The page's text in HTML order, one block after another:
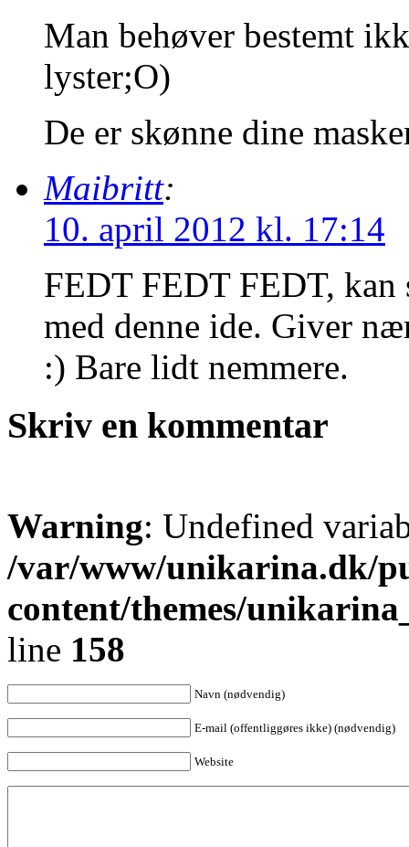
Man behøver bestemt
lyster;O)
De er skønne dine
Maibritt:
10. april 2012 kl. 17:14
FEDT FEDT FEDT, kan
med denne ide. Giver
:) Bare lidt nemmere.
Skriv en kommentar
Warning: Undefined
/var/www/unikarina.dk/
content/themes/
line 158
Navn (nødvendig)
E-mail (offentliggøres ikke) (nødvendig)
Website